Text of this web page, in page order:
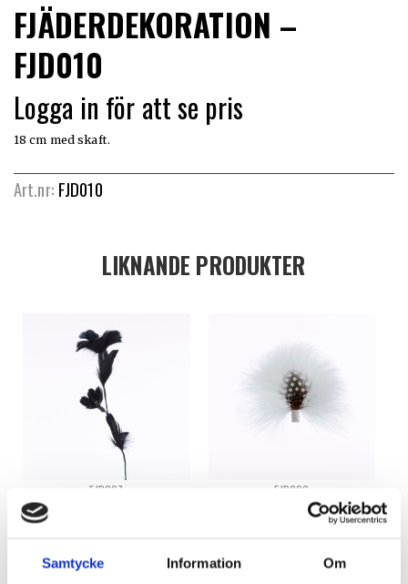
Samtycke Information Om
FJÄDERDEKORATION –
FJD010
Logga in för att se pris
18 cm med skaft.
Art.nr: FJD010
LIKNANDE PRODUKTER
FJB007
FJÄDERBLOMMA – FJB007
READ MORE
FJD002
FJÄDERDEKORATION – FJD002
READ MORE